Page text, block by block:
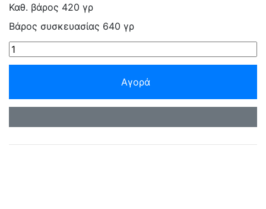
Καθ. βάρος 420 γρ
Βάρος συσκευασίας 640 γρ
Αγορά